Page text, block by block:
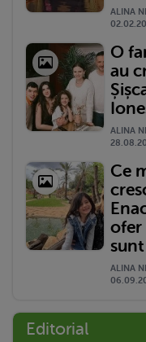
ALINA
O
au
ALINA
Ce
ofer
ALINA
Editorial